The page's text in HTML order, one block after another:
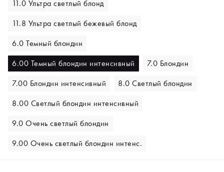
11.0 Ультра светлый блонд
11.8 Ультра светлый бежевый блонд
6.0 Темный блондин
6.00 Темный блондин интенсивный
7.0 Блондин
7.00 Блондин интенсивный
8.0 Светлый блондин
8.00 Cветлый блондин интенсивный
9.0 Очень светлый блондин
9.00 Очень светлый блондин интенс.